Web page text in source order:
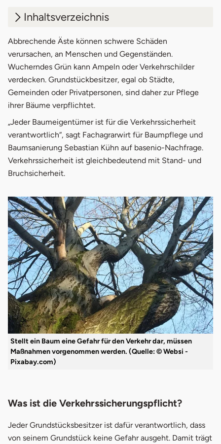
Inhaltsverzeichnis
1. Was ist die Verkehrssicherungspflicht?
2.
Gesetze & Richtlinien zur Baumkontrolle
3. Wie wird ein Baum gepflegt?
4. Muss jeder Baum erhalten werden?
Abbrechende Äste können schwere Schäden
verursachen, an Menschen und Gegenständen.
Wucherndes Grün kann Ampeln oder Verkehrschilder
verdecken. Grundstückbesitzer, egal ob Städte,
Gemeinden oder Privatpersonen, sind daher zur Pflege
ihrer Bäume verpflichtet.
„Jeder Baumeigentümer ist für die Verkehrssicherheit
verantwortlich“, sagt Fachagrarwirt für Baumpflege und
Baumsanierung Sebastian Kühn auf basenio-Nachfrage.
Verkehrssicherheit ist gleichbedeutend mit Stand- und
Bruchsicherheit.
Stellt ein Baum eine Gefahr für den Verkehr dar, müssen
Maßnahmen vorgenommen werden. (Quelle: © Websi -
Pixabay.com)
Was ist die Verkehrssicherungspflicht?
Jeder Grundstücksbesitzer ist dafür verantwortlich, dass
von seinem Grundstück keine Gefahr ausgeht. Damit trägt